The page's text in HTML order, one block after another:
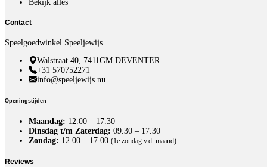
Bekijk alles
Contact
Speelgoedwinkel Speeljewijs
Walstraat 40, 7411GM DEVENTER
+31 570752271
info@speeljewijs.nu
Openingstijden
Maandag: 12.00 – 17.30
Dinsdag t/m Zaterdag: 09.30 – 17.30
Zondag: 12.00 – 17.00 (1e zondag v.d. maand)
Reviews